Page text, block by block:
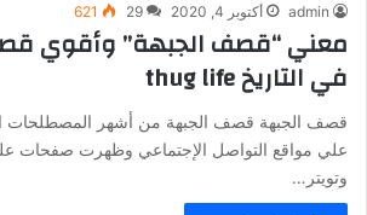
admin أكتوبر 4, 2020 29
621
معني “قصف الجبهة” وأقوي
في التاريخ thug life
قصف الجبهة قصف الجبهة من أشهر المصطلحات
علي مواقع التواصل الإجتماعي وظهرت صفحات
وتويتر…